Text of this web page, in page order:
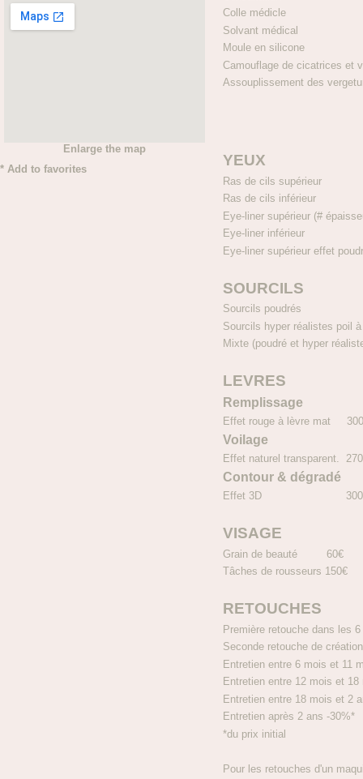
Enlarge the map
* Add to favorites
Colle médicle
Solvant médical
Moule en silicone
Camouflage de cicatrices et
Assouplissement des
YEUX
Ras de cils
Ras de cils
Eye-liner supérieur (#
Eye-liner
Eye-liner supérieur effet
SOURCILS
Sourcils
Sourcils hyper réalistes poil
Mixte (poudré et hyper
LEVRES
Remplissage
Effet rouge à lèvre mat
Voilage
Effet naturel transparent.
Contour & dégradé
Effet 3D
VISAGE
Grain de beauté 60€
Tâches de rousseurs 150€
RETOUCHES
Première retouche dans
Seconde retouche de
Entretien entre 6 mois et 11
Entretien entre 12 mois et 18
Entretien entre 18 mois et 2
Entretien après 2 ans -30%*
*du prix initial
Pour les retouches d'un